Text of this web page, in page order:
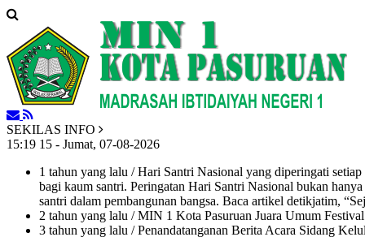
SEKILAS INFO
15:19 16 - Jumat, 07-08-2026
1 tahun yang lalu / Hari Santri Nasional yang diperingati
bagi kaum santri. Peringatan Hari Santri Nasional bukan
santri dalam pembangunan bangsa. Baca artikel detikjatim,
2 tahun yang lalu / MIN 1 Kota Pasuruan Juara Umum
3 tahun yang lalu / Penandatanganan Berita Acara Sidang